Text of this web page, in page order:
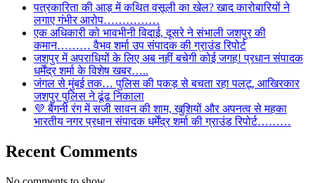
पत्रकारिता की आड़ में कथित वसूली का खेल? खाद कारोबारियों ने
लगाए गंभीर आरोप……………
एक अधिकारी को भावभीनी विदाई, दूसरे ने संभाली जशपुर की
कमान……… वैभव शर्मा उप संपादक की ग्राउंड रिपोर्ट
जशपुर में अपराधियों के लिए अब नहीं बचेगी कोई जगह! प्रधान संपादक
धर्मेंद्र शर्मा के विशेष खबर…..
जंगल से मुंबई तक… पुलिस की पकड़ से बचता रहा पलटू, आखिरकार
जशपुर पुलिस ने ढूंढ निकाला
💜 बैंगनी रंग में सजी सावन की शाम, खुशियों और अपनत्व से महका
भारतीय नगर प्रधान संपादक धर्मेंद्र शर्मा की ग्राउंड रिपोर्ट………
Recent Comments